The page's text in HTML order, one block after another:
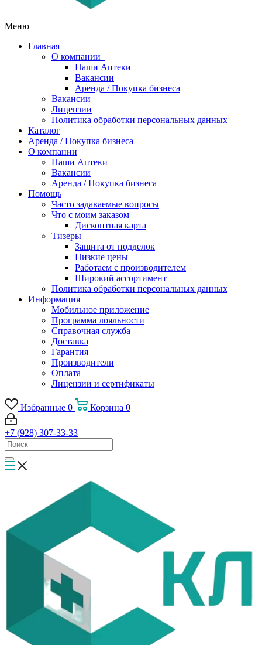
Меню
Главная
О компании
Наши Аптеки
Вакансии
Аренда / Покупка бизнеса
Вакансии
Лицензии
Политика обработки персональных данных
Каталог
Аренда / Покупка бизнеса
О компании
Наши Аптеки
Вакансии
Аренда / Покупка бизнеса
Помощь
Часто задаваемые вопросы
Что с моим заказом
Дисконтная карта
Тизеры
Защита от подделок
Низкие цены
Работаем с производителем
Широкий ассортимент
Политика обработки персональных данных
Информация
Мобильное приложение
Программа лояльности
Справочная служба
Доставка
Гарантия
Производители
Оплата
Лицензии и сертификаты
Избранные 0 Корзина 0
+7 (928) 307-33-33